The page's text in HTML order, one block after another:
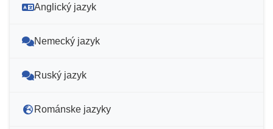
Anglický jazyk
Nemecký jazyk
Ruský jazyk
Románske jazyky